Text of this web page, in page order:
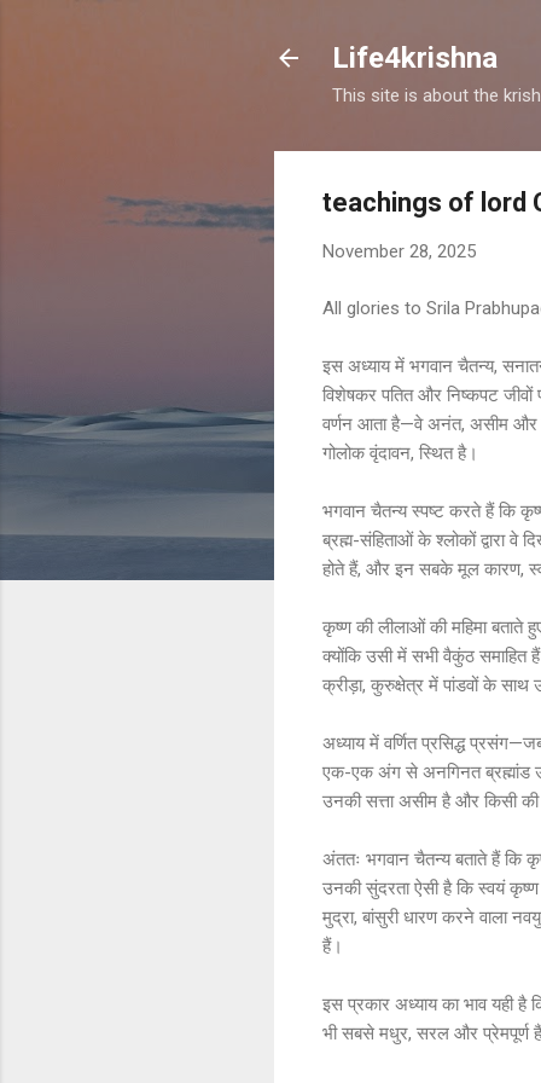
Life4krishna
This site is about the
teachings of lord
November 28, 2025
All glories to Srila
इस अध्याय में भगवान चैतन्य,
विशेषकर पतित और निष्कपट
वर्णन आता है—वे अनंत, असीम और
गोलोक वृंदावन, स्थित है।
भगवान चैतन्य स्पष्ट करते हैं कि
ब्रह्म-संहिताओं के श्लोकों द्वारा
होते हैं, और इन सबके मूल कारण,
कृष्ण की लीलाओं की महिमा बताते
क्योंकि उसी में सभी वैकुंठ समाहित
क्रीड़ा, कुरुक्षेत्र में पांडवों के साथ
अध्याय में वर्णित प्रसिद्ध
एक-एक अंग से अनगिनत ब्रह्मांड
उनकी सत्ता असीम है और किसी
अंततः भगवान चैतन्य बताते हैं कि
उनकी सुंदरता ऐसी है कि स्वयं
मुद्रा, बांसुरी धारण करने वाला
हैं।
इस प्रकार अध्याय का भाव यही है
भी सबसे मधुर, सरल और प्रेमपूर्ण